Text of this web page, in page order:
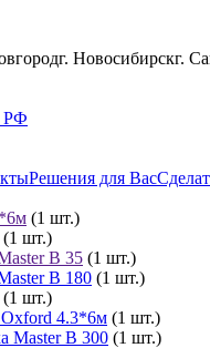
г. Новосибирскг.
РФ
Решения для Вас
(1 шт.)
(1 шт.)
B 35 (1 шт.)
B 180 (1 шт.)
(1 шт.)
4.3*6м (1 шт.)
Master B 300 (1 шт.)